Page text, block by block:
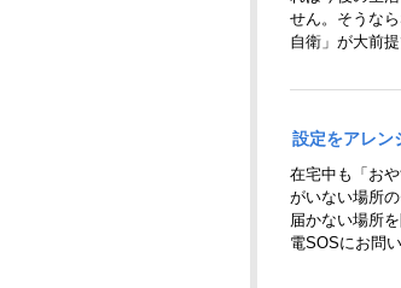
せん。そうな
自衛」が大前提
設定をアレン
在宅中も「お
がいない場所
届かない場所
電SOSにお問